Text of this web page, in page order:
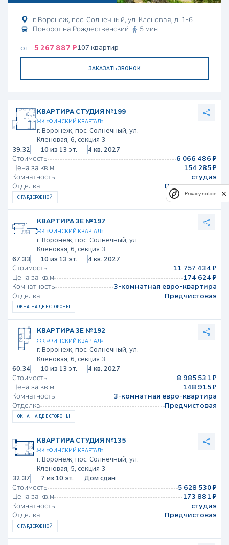
г. Воронеж, пос. Солнечный, ул. Кленовая, д. 1-6
Поворот на Рождественский
5 мин
от 5 267 887 ₽107 квартир
ЗАКАЗАТЬ ЗВОНОК
КВАРТИРА СТУДИЯ №199
ЖК «ФИНСКИЙ КВАРТАЛ»
г. Воронеж, пос. Солнечный, ул.
Кленовая, 6, секция 3
39.32
10 из 13 эт. 4 кв. 2027
Стоимость
6 066 486 ₽
Цена за кв.м
154 285 ₽
Комнатность
студия
Отделка
Предчистовая
С ГАРДЕРОБНОЙ
КВАРТИРА 3Е №197
ЖК «ФИНСКИЙ КВАРТАЛ»
г. Воронеж, пос. Солнечный, ул.
Кленовая, 6, секция 3
67.33
10 из 13 эт. 4 кв. 2027
Стоимость
11 757 434 ₽
Цена за кв.м
174 624 ₽
Комнатность
3-комнатная евро-квартира
Отделка
Предчистовая
ОКНА НА ДВЕ СТОРОНЫ
КВАРТИРА 3Е №192
ЖК «ФИНСКИЙ КВАРТАЛ»
г. Воронеж, пос. Солнечный, ул.
Кленовая, 6, секция 3
60.34
10 из 13 эт. 4 кв. 2027
Стоимость
8 985 531 ₽
Цена за кв.м
148 915 ₽
Комнатность
3-комнатная евро-квартира
Отделка
Предчистовая
ОКНА НА ДВЕ СТОРОНЫ
КВАРТИРА СТУДИЯ №135
ЖК «ФИНСКИЙ КВАРТАЛ»
г. Воронеж, пос. Солнечный, ул.
Кленовая, 5, секция 3
32.37
7 из 10 эт. Дом сдан
Стоимость
5 628 530 ₽
Цена за кв.м
173 881 ₽
Комнатность
студия
Отделка
Предчистовая
С ГАРДЕРОБНОЙ
Privacy notice